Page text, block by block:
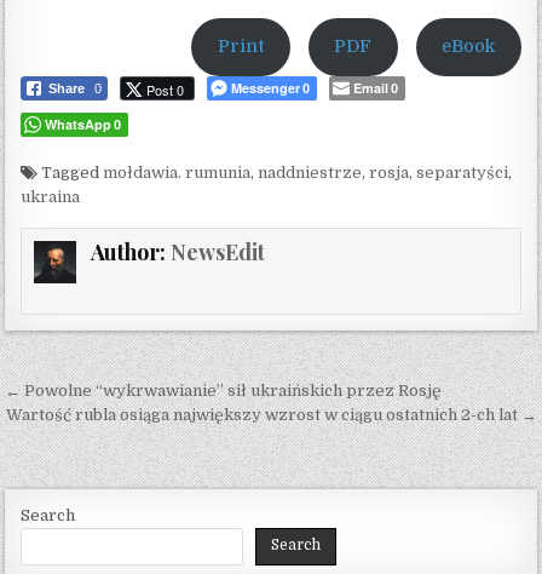
Print PDF eBook
Share 0 Post 0 Messenger 0 Email 0
WhatsApp 0
Tagged mołdawia. rumunia, naddniestrze,rosja,separatyści,
ukraina
Author: NewsEdit
Post navigation
← Powolne “wykrwawianie” sił ukraińskich przez Rosję
Wartość rubla osiąga największy wzrost w ciągu ostatnich 2-ch lat →
Search
Search